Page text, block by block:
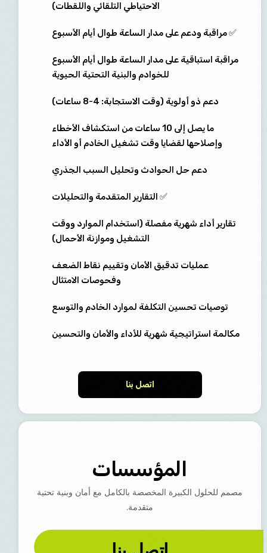
الاحتياطي التلقائي واللقطات)
✅ مراقبة ودعم على مدار الساعة طوال أيام الأسبوع
مراقبة استباقية على مدار الساعة طوال أيام الأسبوع
للخوادم والبنية التحتية الحيوية
دعم ذو أولوية (وقت الاستجابة: 4-8 ساعات)
ما يصل إلى 10 ساعات من استكشاف الأخطاء
وإصلاحها لقضايا وقت تشغيل الخادم أو الأداء
دعم حل الحوادث وتحليل السبب الجذري
✅ التقارير المتقدمة والتحليلات
تقارير أداء شهرية مفصلة (استخدام الموارد ووقت
التشغيل وموازنة الأحمال)
عمليات تدقيق الأمان وتقييم نقاط الضعف
وفحوصات الامتثال
توصيات تحسين التكلفة لموارد الخادم والتوسع
مكالمة استراتيجية شهرية للأداء والأمان والتحسين
اتصل بنا
المؤسسات
مصمم للحلول الكبيرة المخصصة بالكامل مع أمان وبنية تحتية
متقدمة.